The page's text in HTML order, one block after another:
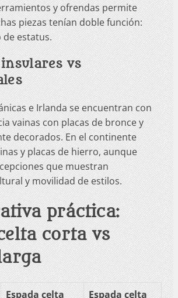
y ofrendas permite
piezas tenían doble función:
estatus.
vs
e Irlanda se encuentran con
vainas con placas de bronce y
decorados. En el continente
y placas de hierro, aunque
que muestran
y movilidad de estilos.
práctica:
corta vs
Espada celta Espada celta